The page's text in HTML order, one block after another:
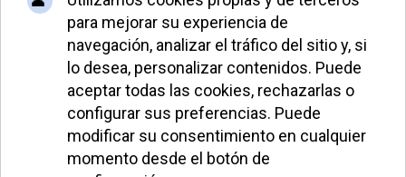
Décima edición de la Escuela
Municipal de Padres
REDACCIÓN NOTICIAS DE POZUELO 29 OCTUBRE 2004
El Ayuntamiento de Pozuelo, a través de la